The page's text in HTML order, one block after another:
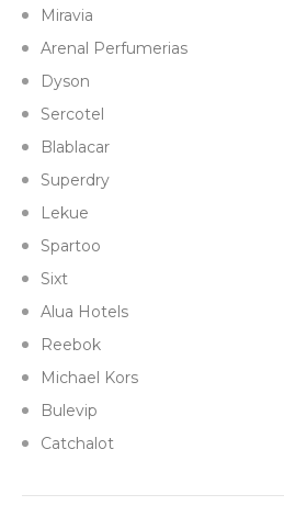
Miravia
Arenal Perfumerias
Dyson
Sercotel
Blablacar
Superdry
Lekue
Spartoo
Sixt
Alua Hotels
Reebok
Michael Kors
Bulevip
Catchalot